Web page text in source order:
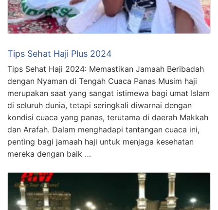
Tips Sehat Haji Plus 2024
Tips Sehat Haji 2024: Memastikan Jamaah Beribadah
dengan Nyaman di Tengah Cuaca Panas Musim haji
merupakan saat yang sangat istimewa bagi umat Islam
di seluruh dunia, tetapi seringkali diwarnai dengan
kondisi cuaca yang panas, terutama di daerah Makkah
dan Arafah. Dalam menghadapi tantangan cuaca ini,
penting bagi jamaah haji untuk menjaga kesehatan
mereka dengan baik …